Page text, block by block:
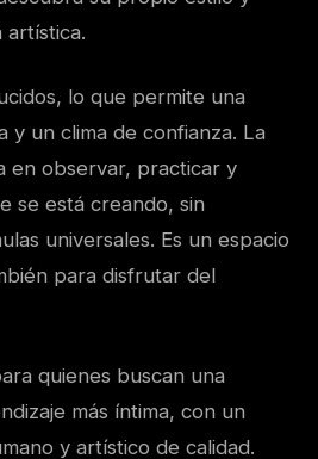
artística.
lo que permite una
y un clima de confianza. La
en observar, practicar y
se está creando, sin
universales. Es un espacio
para disfrutar del
quienes buscan una
más íntima, con un
y artístico de calidad.